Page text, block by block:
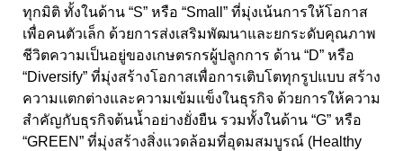
ทุกมิติ ทั้งในด้าน “S” หรือ “Small” ที่มุ่งเน้นการให้โอกาส
เพื่อคนตัวเล็ก ด้วยการส่งเสริมพัฒนาและยกระดับคุณภาพ
ชีวิตความเป็นอยู่ของเกษตรกรผู้ปลูกการ ด้าน “D” หรือ
“Diversify” ที่มุ่งสร้างโอกาสเพื่อการเติบโตทุกรูปแบบ สร้าง
ความแตกต่างและความเข้มแข็งในธุรกิจ ด้วยการให้ความ
สำคัญกับธุรกิจต้นน้ำอย่างยั่งยืน รวมทั้งในด้าน “G” หรือ
“GREEN” ที่มุ่งสร้างสิ่งแวดล้อมที่อุดมสมบูรณ์ (Healthy